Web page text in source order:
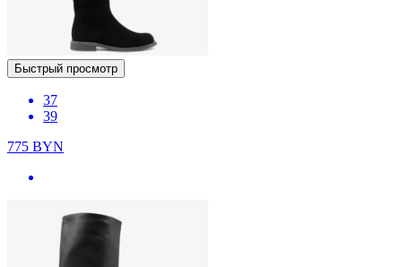
Быстрый просмотр
37
39
775 BYN